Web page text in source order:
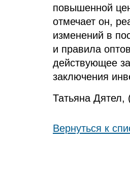
повышенной
отмечает он,
изменений в
и правила
действующее
заключения
Татьяна Дятел,
Вернуться к